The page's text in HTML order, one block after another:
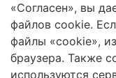
Сетевое издание
transformation»
сфере связи,
(Роскомнадзор) 21
«Согласен», вы
файлов cookie.
файлы «cookie»,
браузера. Также
используются